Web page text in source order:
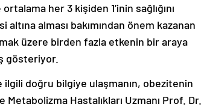
her 3 kişiden 1’inin sağlığını
alması bakımından önem kazanan
üzere birden fazla etkenin bir araya
gösteriyor.
doğru bilgiye ulaşmanın, obezitenin
Hastalıkları Uzmanı Prof. Dr.